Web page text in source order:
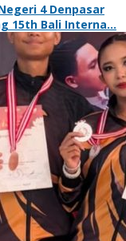
4 Denpasar
15th Bali Interna…